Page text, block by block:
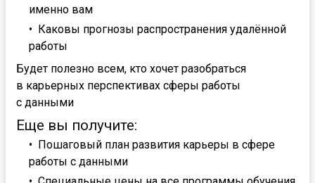
именно вам
Каковы прогнозы распространения удалённой
работы
Будет полезно всем, кто хочет разобраться
в карьерных перспективах сферы работы
с данными
Еще вы получите:
Пошаговый план развития карьеры в сфере
работы с данными